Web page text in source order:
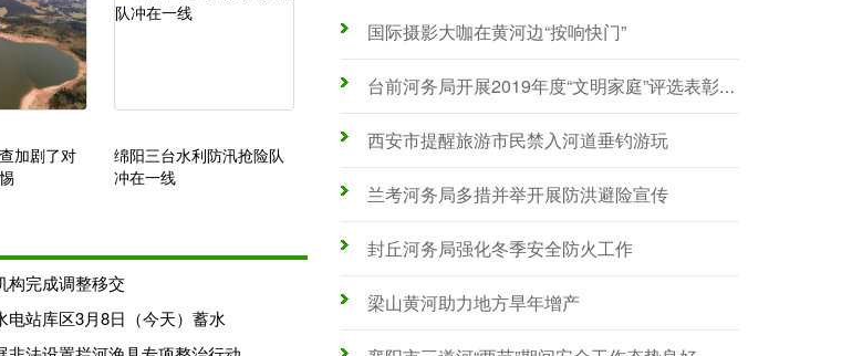
加剧了对
绵阳三台水利防汛抢险队
冲在一线
构完成调整移交
电站库区3月8日（今天）蓄水
国际摄影大咖在黄河边“按响快门”
台前河务局开展2019年度“文明家庭”评选表彰活动
西安市提醒旅游市民禁入河道垂钓游玩
兰考河务局多措并举开展防洪避险宣传
封丘河务局强化冬季安全防火工作
梁山黄河助力地方旱年增产